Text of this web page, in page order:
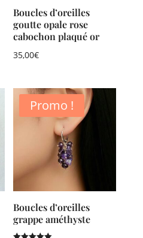
Boucles d’oreilles
goutte opale rose
cabochon plaqué or
35,00€
Promo !
Boucles d’oreilles
grappe améthyste